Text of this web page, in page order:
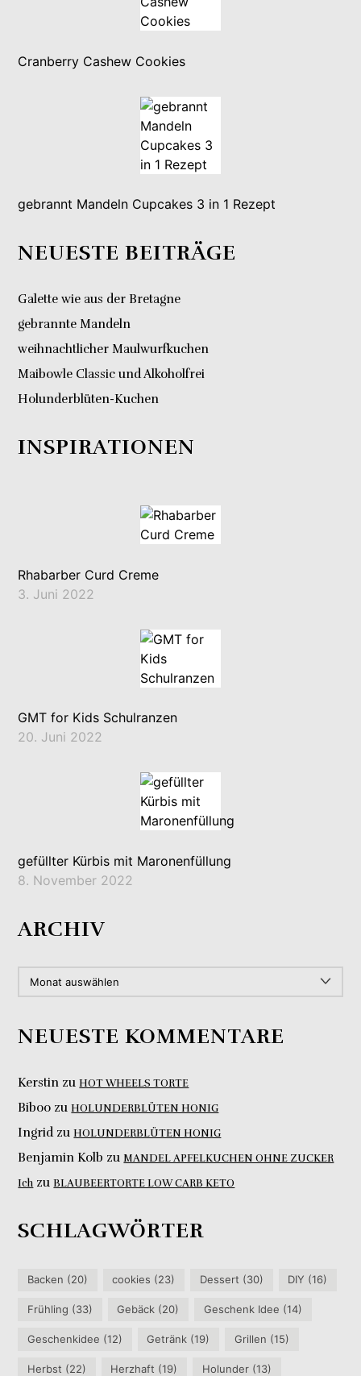
Cranberry Cashew Cookies
gebrannt Mandeln Cupcakes 3 in 1 Rezept
NEUESTE BEITRÄGE
Galette wie aus der Bretagne
gebrannte Mandeln
weihnachtlicher Maulwurfkuchen
Maibowle Classic und Alkoholfrei
Holunderblüten-Kuchen
INSPIRATIONEN
Rhabarber Curd Creme
3. Juni 2022
GMT for Kids Schulranzen
20. Juni 2022
gefüllter Kürbis mit Maronenfüllung
8. November 2022
ARCHIV
NEUESTE KOMMENTARE
Kerstin zuHOT WHEELS TORTE
Biboo zuHOLUNDERBLÜTEN HONIG
IngridzuHOLUNDERBLÜTEN HONIG
Benjamin Kolb zuMANDEL APFELKUCHEN OHNE ZUCKER
Ich zuBLAUBEERTORTE LOW CARB KETO
SCHLAGWÖRTER
Backen (20) cookies (23) Dessert (30) DIY (16)
Frühling (33) Gebäck (20) Geschenk Idee (14)
Geschenkidee (12) Getränk (19) Grillen (15)
Herbst (22) Herzhaft (19) Holunder(13)